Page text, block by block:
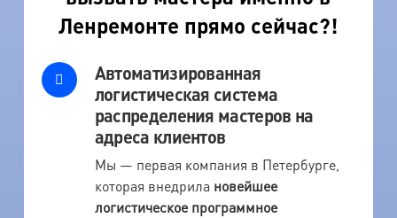
Ленремонте прямо сейчас?!
Автоматизированная
логистическая система
распределения мастеров на
адреса клиентов
Мы — первая компания в Петербурге,
которая внедрила новейшее
логистическое программное